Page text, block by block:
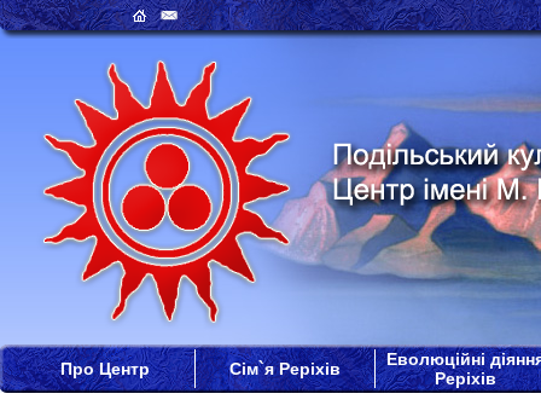
Про Центр Сім`я Реріхів
Еволюційні
Реріхів